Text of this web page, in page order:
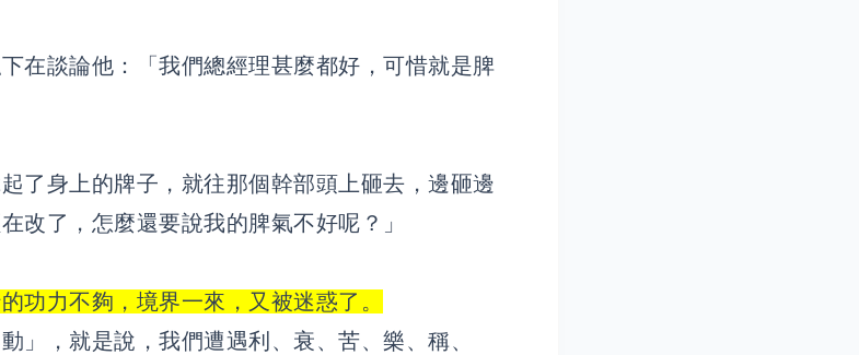
在談論他：「我們總經理甚麼都好，可惜就是脾
了身上的牌子，就往那個幹部頭上砸去，邊砸邊
改了，怎麼還要說我的脾氣不好呢？」
功力不夠，境界一來，又被迷惑了。
」，就是說，我們遭遇利、衰、苦、樂、稱、